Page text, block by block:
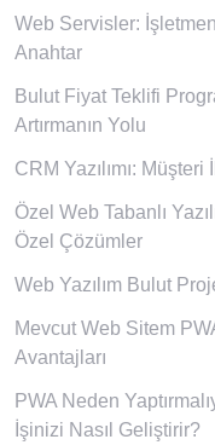
Web Servisler:
Anahtar
Bulut Fiyat Teklifi
Artırmanın Yolu
CRM Yazılımı:
Özel Web Tabanlı
Özel Çözümler
Web Yazılım Bulut
Mevcut Web Sitem
Avantajları
PWA Neden
İşinizi Nasıl Geliştirir?